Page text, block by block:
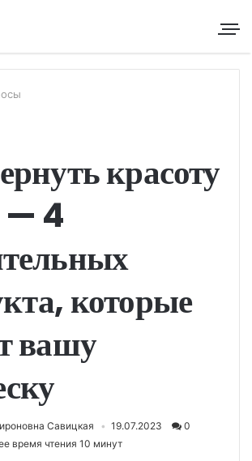
красоту
— 4
которые
вашу
Савицкая 19.07.2023
0
время чтения 10 минут